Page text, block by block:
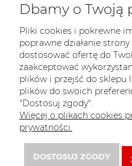
Tel.:
E-mail:
Zapisz się do
Dbamy o Twoją
Pliki cookies i pokrewne
poprawne działanie
dostosować ofertę do
zaakceptować
plików i przejść do sklepu
plików do swoich
"Dostosuj zgody".
Więcej o plikach cookies
prywatności.
DOSTOSUJ ZGODY